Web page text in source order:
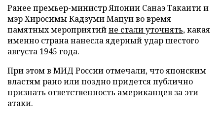
Ранее премьер-министр Японии Санаэ Такаити и
мэр Хиросимы Кадзуми Мацуи во время
памятных мероприятийне стали уточнять, какая
именно страна нанесла ядерный удар шестого
августа 1945 года.
При этом в МИД России отмечали, что японским
властям рано или поздно придется публично
признать ответственность американцев за эти
атаки.